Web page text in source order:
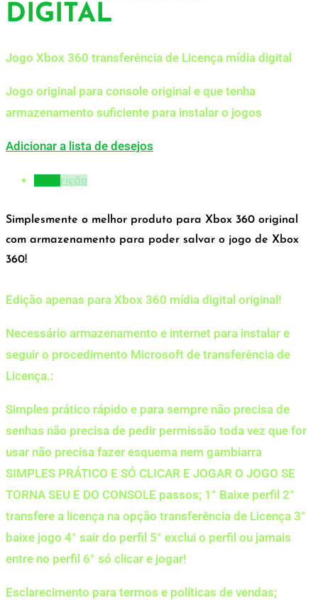
DIGITAL
Jogo Xbox 360 transferência de Licença mídia digital
Jogo original para console original e que tenha
armazenamento suficiente para instalar o jogos
Adicionar a lista de desejos
Descrição
Simplesmente o melhor produto para Xbox 360 original
com armazenamento para poder salvar o jogo de Xbox
360!
Edição apenas para Xbox 360 mídia digital original!
Necessário armazenamento e internet para instalar e
seguir o procedimento Microsoft de transferência de
Licença.:
Simples prático rápido e para sempre não precisa de
senhas não precisa de pedir permissão toda vez que for
usar não precisa fazer esquema nem gambiarra
SIMPLES PRÁTICO E SÓ CLICAR E JOGAR O JOGO SE
TORNA SEU E DO CONSOLE passos; 1° Baixe perfil 2°
transfere a licença na opção transferência de Licença 3°
baixe jogo 4° sair do perfil 5° exclui o perfil ou jamais
entre no perfil 6° só clicar e jogar!
Esclarecimento para termos e políticas de vendas;